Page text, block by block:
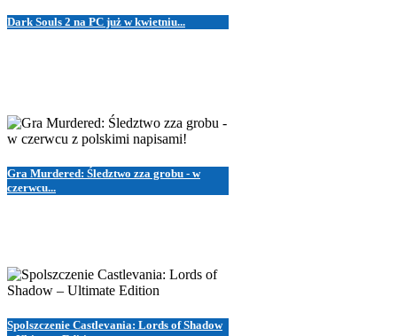
Dark Souls 2 na PC już w kwietniu...
Gra Murdered: Śledztwo zza grobu - w
czerwcu...
Spolszczenie Castlevania: Lords of Shadow